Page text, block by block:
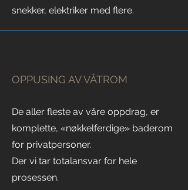
snekker, elektriker med flere.
OPPUSING AV VÅTROM
De aller fleste av våre oppdrag, er
komplette, «nøkkelferdige» baderom
for privatpersoner.
Der vi tar totalansvar for hele
prosessen.